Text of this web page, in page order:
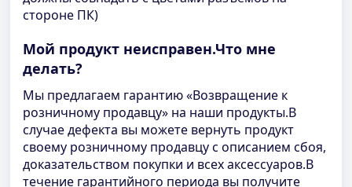
стороне ПК)
Мой продукт неисправен.Что мне
делать?
Мы предлагаем гарантию «Возвращение к
розничному продавцу» на наши продукты.В
случае дефекта вы можете вернуть продукт
своему розничному продавцу с описанием сбоя,
доказательством покупки и всех аксессуаров.В
течение гарантийного периода вы получите